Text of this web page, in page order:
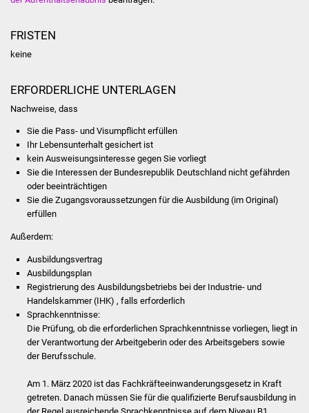
Ärzte und Apotheken
Pflege von Angehörigen
ÖPNV
Kultur & Freizeit
FRISTEN
keine
ERFORDERLICHE UNTERLAGEN
Nachweise, dass
Sie die Pass- und Visumpflicht erfüllen
Ihr Lebensunterhalt gesichert ist
kein Ausweisungsinteresse gegen Sie vorliegt
Sie die Interessen der Bundesrepublik Deutschland nicht gefährden
oder beeinträchtigen
Sie die Zugangsvoraussetzungen für die Ausbildung (im Original)
erfüllen
Außerdem:
Ausbildungsvertrag
Ausbildungsplan
Registrierung des Ausbildungsbetriebs bei der Industrie- und
Handelskammer (IHK) , falls erforderlich
Sprachkenntnisse:
Die Prüfung, ob die erforderlichen Sprachkenntnisse vorliegen, liegt in
der Verantwortung der Arbeitgeberin oder des Arbeitsgebers sowie
der Berufsschule.
Am 1. März 2020 ist das Fachkräfteeinwanderungsgesetz in Kraft
getreten. Danach müssen Sie für die qualifizierte Berufsausbildung in